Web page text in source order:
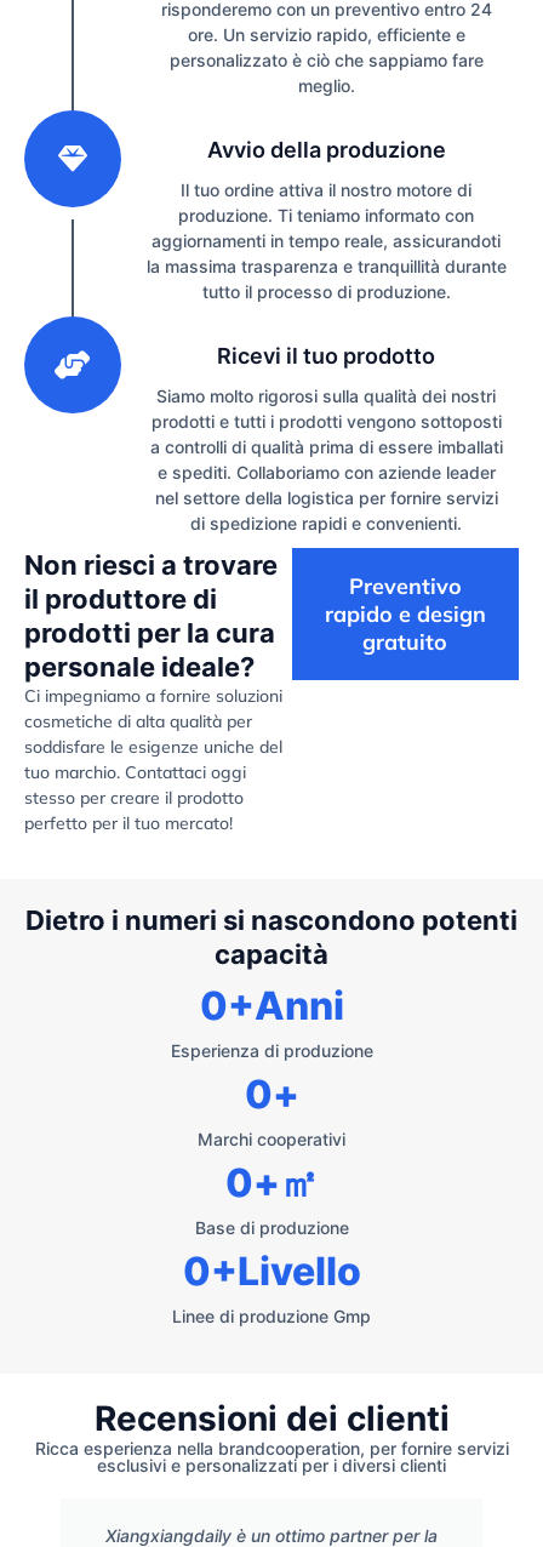
risponderemo con un preventivo entro 24
ore. Un servizio rapido, efficiente e
personalizzato è ciò che sappiamo fare
meglio.
Avvio della produzione
Il tuo ordine attiva il nostro motore di
produzione. Ti teniamo informato con
aggiornamenti in tempo reale, assicurandoti
la massima trasparenza e tranquillità durante
tutto il processo di produzione.
Ricevi il tuo prodotto
Siamo molto rigorosi sulla qualità dei nostri
prodotti e tutti i prodotti vengono sottoposti
a controlli di qualità prima di essere imballati
e spediti. Collaboriamo con aziende leader
nel settore della logistica per fornire servizi
di spedizione rapidi e convenienti.
Non riesci a trovare
il produttore di
prodotti per la cura
personale ideale?
Ci impegniamo a fornire soluzioni
cosmetiche di alta qualità per
soddisfare le esigenze uniche del
tuo marchio. Contattaci oggi
stesso per creare il prodotto
perfetto per il tuo mercato!
Preventivo
rapido e design
gratuito
Dietro i numeri si nascondono potenti
capacità
Esperienza di produzione
0+Anni
Marchi cooperativi
0+
Base di produzione
0+㎡
Linee di produzione Gmp
0+Livello
Recensioni dei clienti
Ricca esperienza nella brandcooperation, per fornire servizi
esclusivi e personalizzati per i diversi clienti
Xiangxiangdaily è un ottimo partner per la